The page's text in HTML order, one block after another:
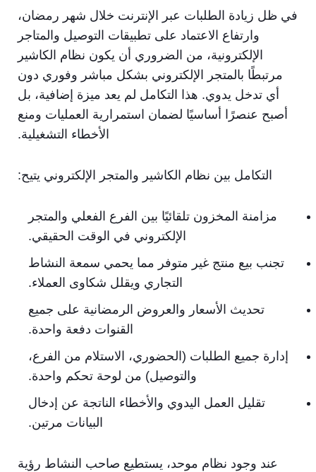
في ظل زيادة الطلبات عبر الإنترنت خلال شهر رمضان،
وارتفاع الاعتماد على تطبيقات التوصيل والمتاجر
الإلكترونية، من الضروري أن يكون نظام الكاشير
مرتبطًا بالمتجر الإلكتروني بشكل مباشر وفوري دون
أي تدخل يدوي. هذا التكامل لم يعد ميزة إضافية، بل
أصبح عنصرًا أساسيًا لضمان استمرارية العمليات ومنع
الأخطاء التشغيلية.
التكامل بين نظام الكاشير والمتجر الإلكتروني يتيح:
مزامنة المخزون تلقائيًا بين الفرع الفعلي والمتجر
الإلكتروني في الوقت الحقيقي.
تجنب بيع منتج غير متوفر مما يحمي سمعة النشاط
التجاري ويقلل شكاوى العملاء.
تحديث الأسعار والعروض الرمضانية على جميع
القنوات دفعة واحدة.
إدارة جميع الطلبات (الحضوري، الاستلام من الفرع،
والتوصيل) من لوحة تحكم واحدة.
تقليل العمل اليدوي والأخطاء الناتجة عن إدخال
البيانات مرتين.
عند وجود نظام موحد، يستطيع صاحب النشاط رؤية